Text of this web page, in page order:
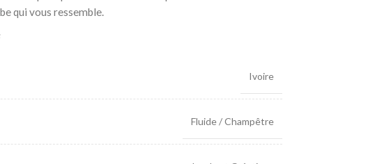
qui vous ressemble.
Ivoire
Fluide / Champêtre